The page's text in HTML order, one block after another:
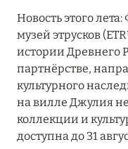
ЦЕНАМ
Подробнее
04 апреля 2025
ATLANTIS THE
НАПИТКОВ ДЛЯ
Новость этого
музей этрусков
истории Древнего
партнёрстве,
культурного
на вилле Джулия
коллекции и
доступна до 31